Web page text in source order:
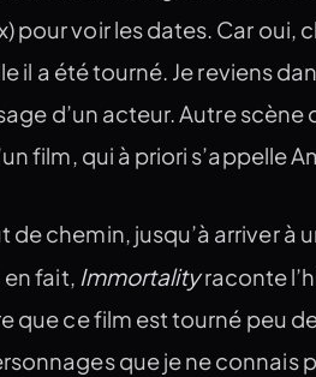
pour voir les dates. Car oui,
il a été tourné. Je reviens
d’un acteur. Autre
film, qui à priori s’appelle
de chemin, jusqu’à arriver à
en fait, Immortalityraconte
que ce film est tourné peu
que je ne connais